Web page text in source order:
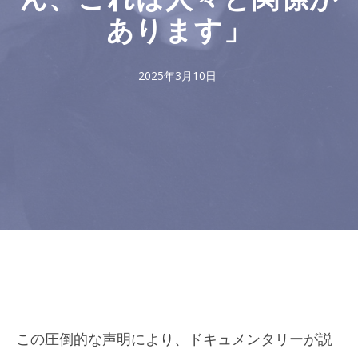
あります」
2025年3月10日
この圧倒的な声明により、ドキュメンタリーが説